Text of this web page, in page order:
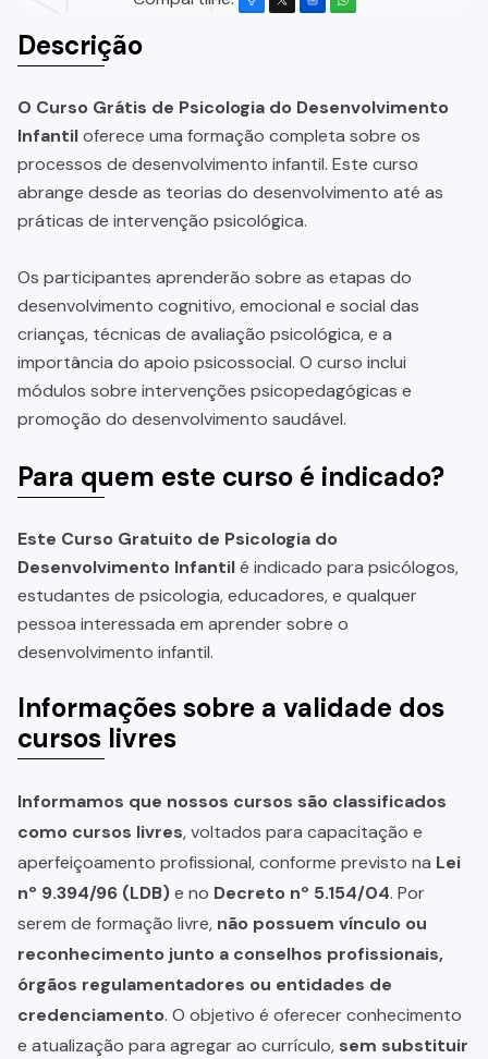
Descrição
O Curso Grátis de Psicologia do Desenvolvimento
Infantiloferece uma formação completa sobre os
processos de desenvolvimento infantil. Este curso
abrange desde as teorias do desenvolvimento até as
práticas de intervenção psicológica.
Os participantes aprenderão sobre as etapas do
desenvolvimento cognitivo, emocional e social das
crianças, técnicas de avaliação psicológica, e a
importância do apoio psicossocial. O curso inclui
módulos sobre intervenções psicopedagógicas e
promoção do desenvolvimento saudável.
Para quem este curso é indicado?
Este Curso Gratuito de Psicologia do
Desenvolvimento Infantilé indicado para psicólogos,
estudantes de psicologia, educadores, e qualquer
pessoa interessada em aprender sobre o
desenvolvimento infantil.
Informações sobre a validade dos
cursos livres
Informamos que nossos cursos são classificados
como cursos livres, voltados para capacitação e
aperfeiçoamento profissional, conforme previsto na Lei
nº 9.394/96 (LDB)e no Decreto nº 5.154/04. Por
serem de formação livre, não possuem vínculo ou
reconhecimento junto a conselhos profissionais,
órgãos regulamentadores ou entidades de
credenciamento. O objetivo é oferecer conhecimento
e atualização para agregar ao currículo, sem substituir